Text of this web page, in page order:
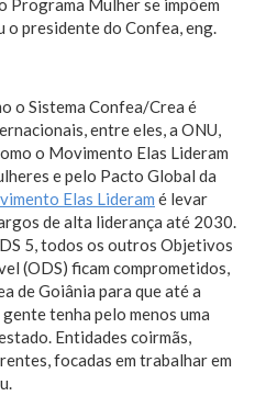
Programa Mulher se impõem
o presidente do Confea, eng.
o Sistema Confea/Crea é
entre eles, a ONU,
o Movimento Elas Lideram
e pelo Pacto Global da
Elas Lideram é levar
de alta liderança até 2030.
5, todos os outros Objetivos
(ODS) ficam comprometidos,
de Goiânia para que até a
tenha pelo menos uma
Entidades coirmãs,
focadas em trabalhar em